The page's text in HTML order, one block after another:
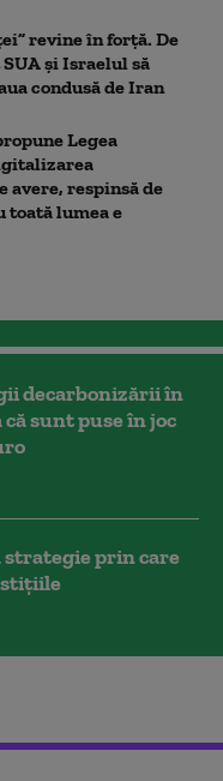
revine în forță. De
și Israelul să
condusă de Iran
Legea
avere, respinsă de
toată lumea e
decarbonizării în
sunt puse în joc
strategie prin care